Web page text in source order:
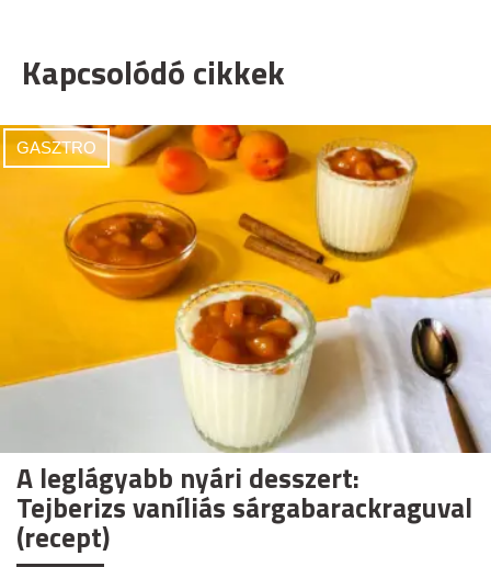
Kapcsolódó cikkek
GASZTRO
A leglágyabb nyári desszert:
Tejberizs vaníliás sárgabarackraguval
(recept)